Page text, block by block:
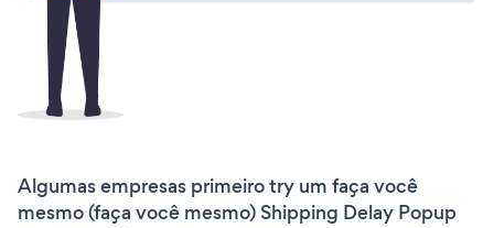
Algumas empresas primeiro try um faça você
mesmo (faça você mesmo) Shipping Delay Popup